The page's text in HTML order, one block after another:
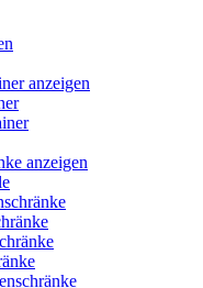
anzeigen
anzeigen